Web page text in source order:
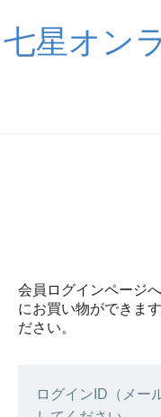
七星オン
会員ログインページ
にお買い物ができま
ださい。
ログインID（メー